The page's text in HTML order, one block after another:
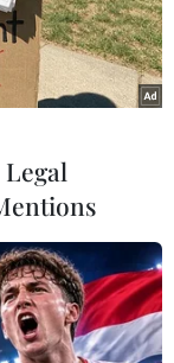
nhất định trên
phép tại 3 đảo